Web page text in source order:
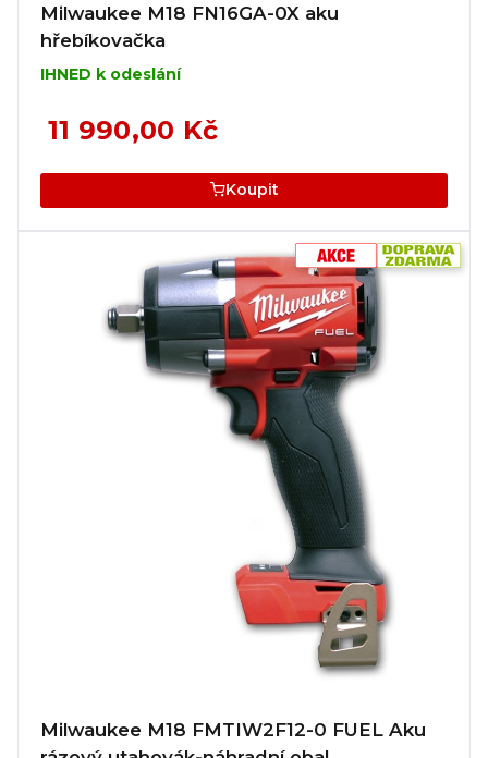
Milwaukee M18 FN16GA-0X aku
hřebíkovačka
IHNED k odeslání
11 990,00 Kč
Koupit
Milwaukee M18 FMTIW2F12-0 FUEL Aku